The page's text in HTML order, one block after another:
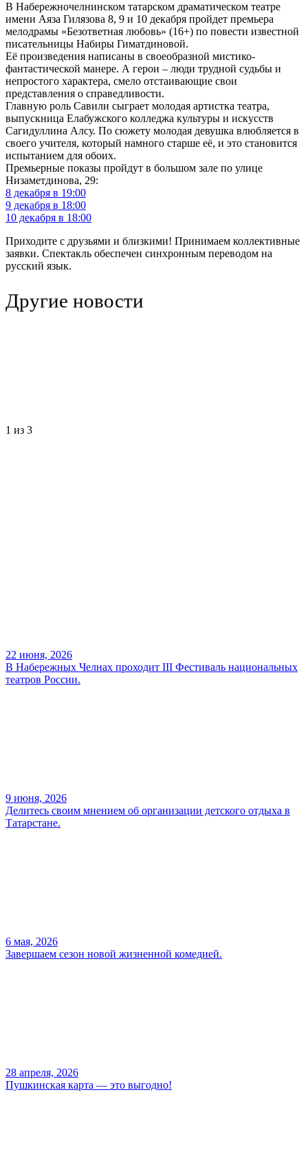
В Набережночелнинском татарском драматическом театре
имени Аяза Гилязова 8, 9 и 10 декабря пройдет премьера
мелодрамы «Безответная любовь» (16+) по повести известной
писательницы Набиры Гиматдиновой.
Её произведения написаны в своеобразной мистико-
фантастической манере. А герои – люди трудной судьбы и
непростого характера, смело отстаивающие свои
представления о справедливости.
Главную роль Савили сыграет молодая артистка театра,
выпускница Елабужского колледжа культуры и искусств
Сагидуллина Алсу. По сюжету молодая девушка влюбляется в
своего учителя, который намного старше её, и это становится
испытанием для обоих.
Премьерные показы пройдут в большом зале по улице
Низаметдинова, 29:
8 декабря в 19:00
9 декабря в 18:00
10 декабря в 18:00
Приходите с друзьями и близкими! Принимаем коллективные
заявки. Спектакль обеспечен синхронным переводом на
русский язык.
Другие новости
1 из 3
22 июня, 2026
В Набережных Челнах проходит III Фестиваль национальных
театров России.
9 июня, 2026
Делитесь своим мнением об организации детского отдыха в
Татарстане.
6 мая, 2026
Завершаем сезон новой жизненной комедией.
28 апреля, 2026
Пушкинская карта — это выгодно!